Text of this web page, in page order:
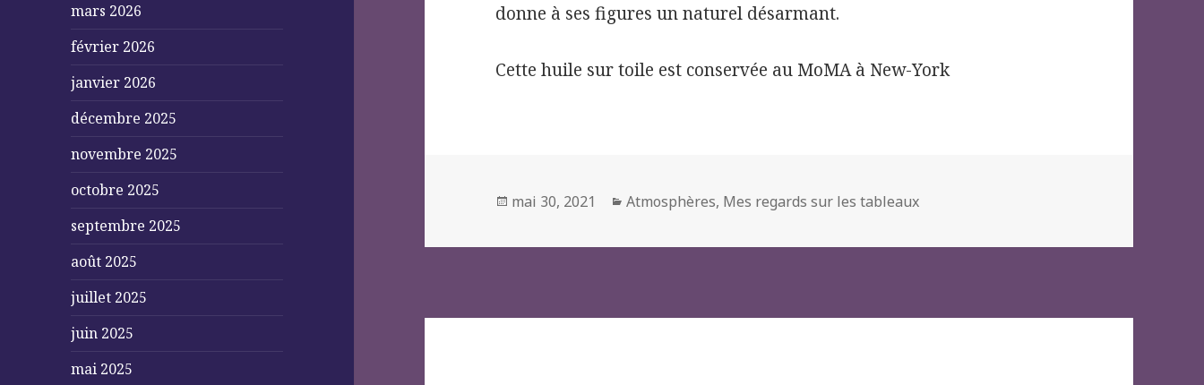
mars 2026
février 2026
janvier 2026
décembre 2025
novembre 2025
octobre 2025
septembre 2025
août 2025
juillet 2025
juin 2025
mai 2025
donne à ses figures un naturel désarmant.
Cette huile sur toile est conservée au MoMA à New-York
Posted
mai 30, 2021 Categories
Atmosphères, Mes regards sur les tableaux